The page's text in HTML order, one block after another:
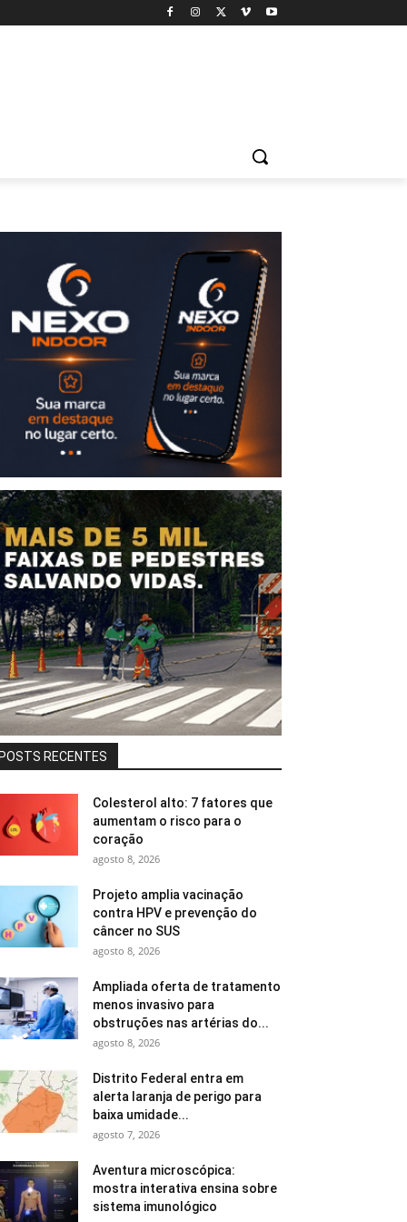
POSTS RECENTES
Colesterol alto: 7 fatores que
aumentam o risco para o
coração
agosto 8, 2026
Projeto amplia vacinação
contra HPV e prevenção do
câncer no SUS
agosto 8, 2026
Ampliada oferta de tratamento
menos invasivo para
obstruções nas artérias do...
agosto 8, 2026
Distrito Federal entra em
alerta laranja de perigo para
baixa umidade...
agosto 7, 2026
Aventura microscópica:
mostra interativa ensina sobre
sistema imunológico